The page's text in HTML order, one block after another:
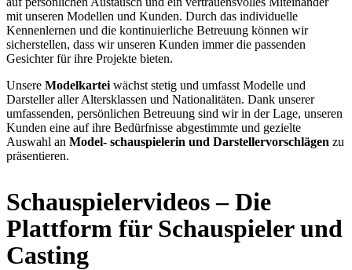
mit unseren Modellen und Kunden. Durch das individuelle
Kennenlernen und die kontinuierliche Betreuung können wir
sicherstellen, dass wir unseren Kunden immer die passenden
Gesichter für ihre Projekte bieten.
Unsere Modelkartei wächst stetig und umfasst Modelle und
Darsteller aller Altersklassen und Nationalitäten. Dank unserer
umfassenden, persönlichen Betreuung sind wir in der Lage, unseren
Kunden eine auf ihre Bedürfnisse abgestimmte und gezielte
Auswahl an Model- schauspielerin und Darstellervorschlägen zu
präsentieren.
Schauspielervideos – Die
Plattform für Schauspieler und
Casting